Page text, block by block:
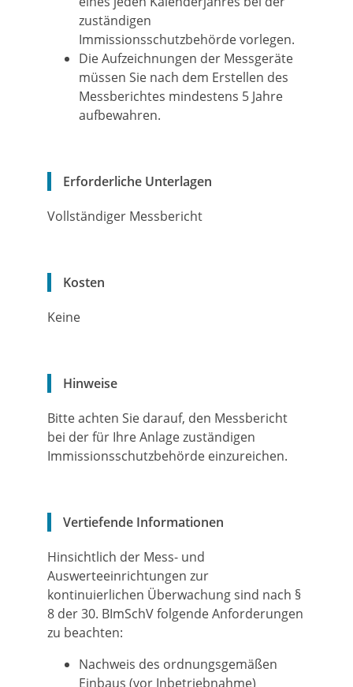
zuständigen
Immissionsschutzbehörde vorlegen.
Die Aufzeichnungen der Messgeräte
müssen Sie nach dem Erstellen des
Messberichtes mindestens 5 Jahre
aufbewahren.
Erforderliche Unterlagen
Vollständiger Messbericht
Kosten
Keine
Hinweise
Bitte achten Sie darauf, den Messbericht
bei der für Ihre Anlage zuständigen
Immissionsschutzbehörde einzureichen.
Vertiefende Informationen
Hinsichtlich der Mess- und
Auswerteeinrichtungen zur
kontinuierlichen Überwachung sind nach §
8 der 30. BImSchV folgende Anforderungen
zu beachten:
Nachweis des ordnungsgemäßen
Einbaus (vor Inbetriebnahme)